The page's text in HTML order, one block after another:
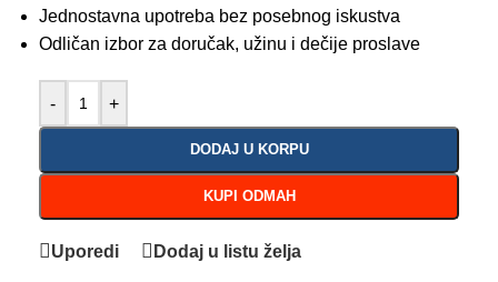
Jednostavna upotreba bez posebnog iskustva
Odličan izbor za doručak, užinu i dečije proslave
- +
DODAJ U KORPU
KUPI ODMAH
Uporedi Dodaj u listu želja